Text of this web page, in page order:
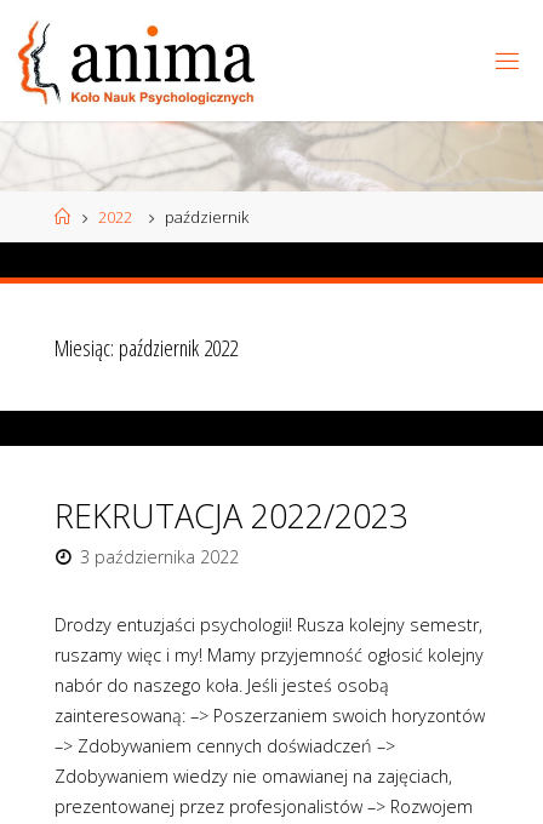
do
treści
Strona
główna
2022 październik
Miesiąc: październik 2022
REKRUTACJA 2022/2023
3 października 2022
Drodzy entuzjaści psychologii! Rusza kolejny semestr,
ruszamy więc i my! Mamy przyjemność ogłosić kolejny
nabór do naszego koła. Jeśli jesteś osobą
zainteresowaną: –> Poszerzaniem swoich horyzontów
–> Zdobywaniem cennych doświadczeń –>
Zdobywaniem wiedzy nie omawianej na zajęciach,
prezentowanej przez profesjonalistów –> Rozwojem